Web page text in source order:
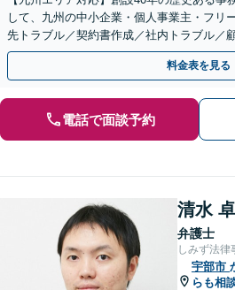
して、九州の中小企業・個人事業主・フリ
先トラブル／契約書作成／社内トラブル／
活かし成長をサポート【休日夜間対応】【
料金表を見る
電話で面談予約
清水 卓
弁護士
しみず法律
宇部市
らも相